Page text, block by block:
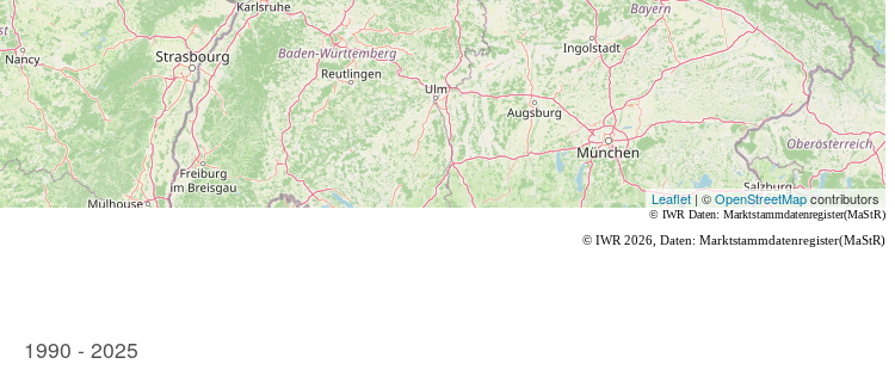
Leaflet| ©OpenStreetMapcontributors
© IWR Daten: Marktstammdatenregister(MaStR)
© IWR 2026, Daten: Marktstammdatenregister(MaStR)
1990 - 2025